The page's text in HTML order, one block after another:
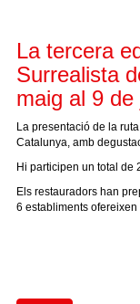
La tercera
Surrealista
maig al 9 de
La presentació de la
Catalunya, amb
Hi participen un total de
Els restauradors han
6 establiments